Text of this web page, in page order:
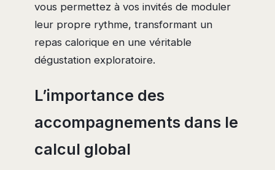
vous permettez à vos invités de moduler
leur propre rythme, transformant un
repas calorique en une véritable
dégustation exploratoire.
L’importance des
accompagnements dans le
calcul global